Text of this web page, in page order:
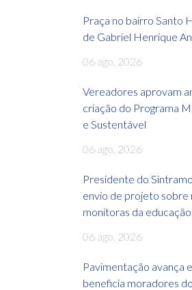
Praça no bairro Santo
de Gabriel Henrique
06 ago, 2026
Vereadores aprovam
criação do Programa
e Sustentável
06 ago, 2026
Presidente do
envio de projeto
monitoras da
06 ago, 2026
Pavimentação avança
beneficia moradores